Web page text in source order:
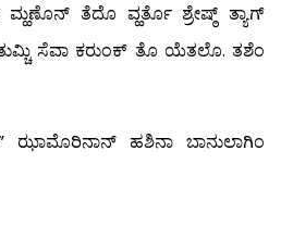
ತೆದೊ ವ್ಹರ್ತೊ ಶ್ರೇಷ್ಠ್ ತ್ಯಾಗ್
ಸೆವಾ ಕರುಂಕ್ ತೊ ಯೆತಲೊ. ತಶೆಂ
ಝಾಮೊರಿನಾನ್ ಹಶಿನಾ ಬಾನುಲಾಗಿಂ